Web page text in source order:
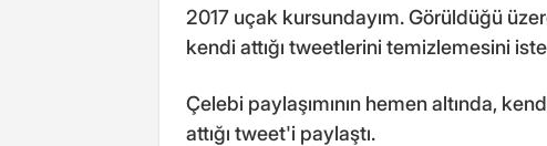
2017 uçak kursundayım. Görüldüğü
kendi attığı tweetlerini temizlemesini
Çelebi paylaşımının hemen altında,
attığı tweet'i paylaştı.